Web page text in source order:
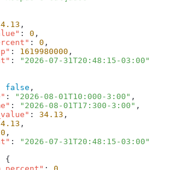
: 0
: 0
: 1619980000
:
false
: "2026-08-01T10:000-3:00"
: "2026-08-01T17:300-3:00"
: 34.13
0
: